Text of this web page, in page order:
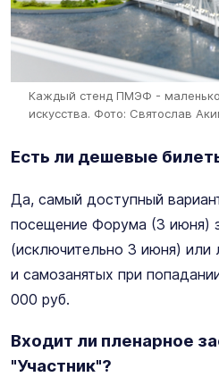
Каждый стенд ПМЭФ -
искусства. Фото: Святослав
Есть ли дешевые
Да, самый доступный
посещение Форума (3 июня)
(исключительно 3 июня) или
и самозанятых при
000 руб.
Входит ли пленарное
"Участник"?